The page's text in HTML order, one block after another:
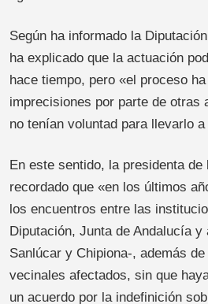
Según ha informado la
ha explicado que la actuación
hace tiempo, pero «el proceso
imprecisiones por parte de otras
no tenían voluntad para llevarlo a
En este sentido, la presidenta de
recordado que «en los últimos
los encuentros entre las
Diputación, Junta de Andalucía y
Sanlúcar y Chipiona-, además
vecinales afectados, sin que
un acuerdo por la indefinición